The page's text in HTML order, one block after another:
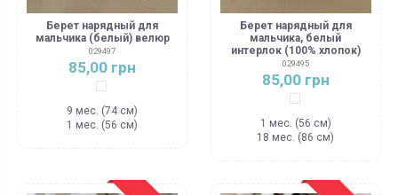
Берет нарядный для
мальчика (белый) велюр
029497
85,00 грн
Белый
9 мес. (74 см)
1 мес. (56 см)
Берет нарядный для
мальчика, белый
интерлок (100% хлопок)
029495
85,00 грн
Белый
1 мес. (56 см)
18 мес. (86 см)